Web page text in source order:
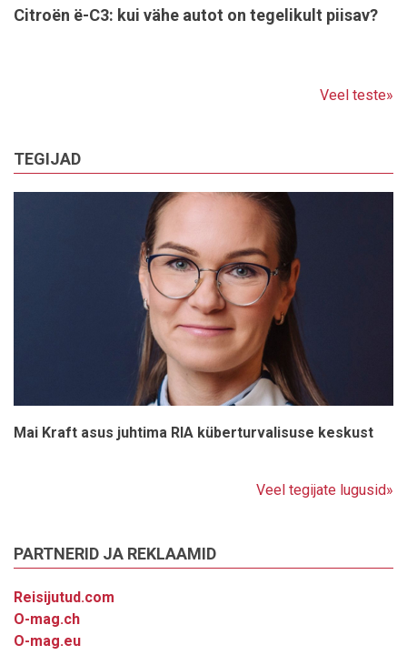
Citroën ë-C3: kui vähe autot on tegelikult piisav?
Veel teste»
TEGIJAD
Mai Kraft asus juhtima RIA küberturvalisuse keskust
Veel tegijate lugusid»
PARTNERID JA REKLAAMID
Reisijutud.com
O-mag.ch
O-mag.eu